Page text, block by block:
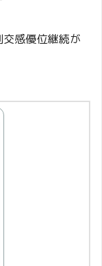
感優位継続が